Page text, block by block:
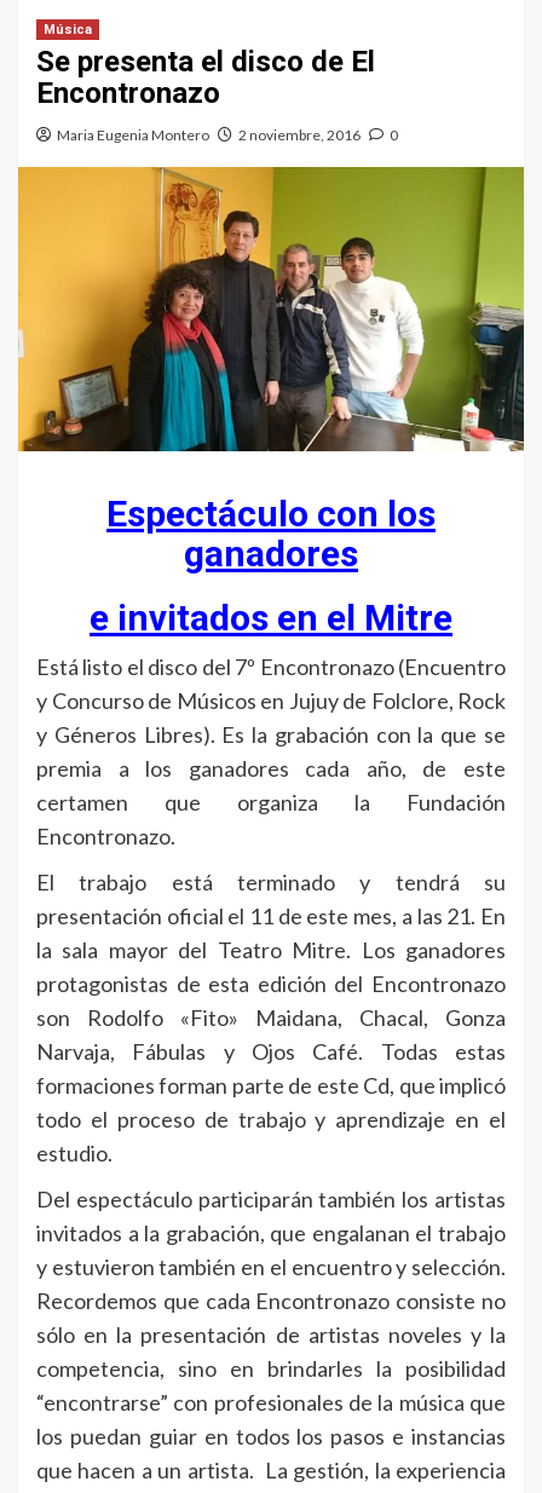
Música
Se presenta el disco de El
Encontronazo
Maria Eugenia Montero 2 noviembre, 2016 0
Espectáculo con los
ganadores
e invitados en el Mitre
Está listo el disco del 7º Encontronazo (Encuentro
y Concurso de Músicos en Jujuy de Folclore, Rock
y Géneros Libres). Es la grabación con la que se
premia a los ganadores cada año, de este
certamen que organiza la Fundación
Encontronazo.
El trabajo está terminado y tendrá su
presentación oficial el 11 de este mes, a las 21. En
la sala mayor del Teatro Mitre. Los ganadores
protagonistas de esta edición del Encontronazo
son Rodolfo «Fito» Maidana, Chacal, Gonza
Narvaja, Fábulas y Ojos Café. Todas estas
formaciones forman parte de este Cd, que implicó
todo el proceso de trabajo y aprendizaje en el
estudio.
Del espectáculo participarán también los artistas
invitados a la grabación, que engalanan el trabajo
y estuvieron también en el encuentro y selección.
Recordemos que cada Encontronazo consiste no
sólo en la presentación de artistas noveles y la
competencia, sino en brindarles la posibilidad
“encontrarse” con profesionales de la música que
los puedan guiar en todos los pasos e instancias
que hacen a un artista. La gestión, la experiencia